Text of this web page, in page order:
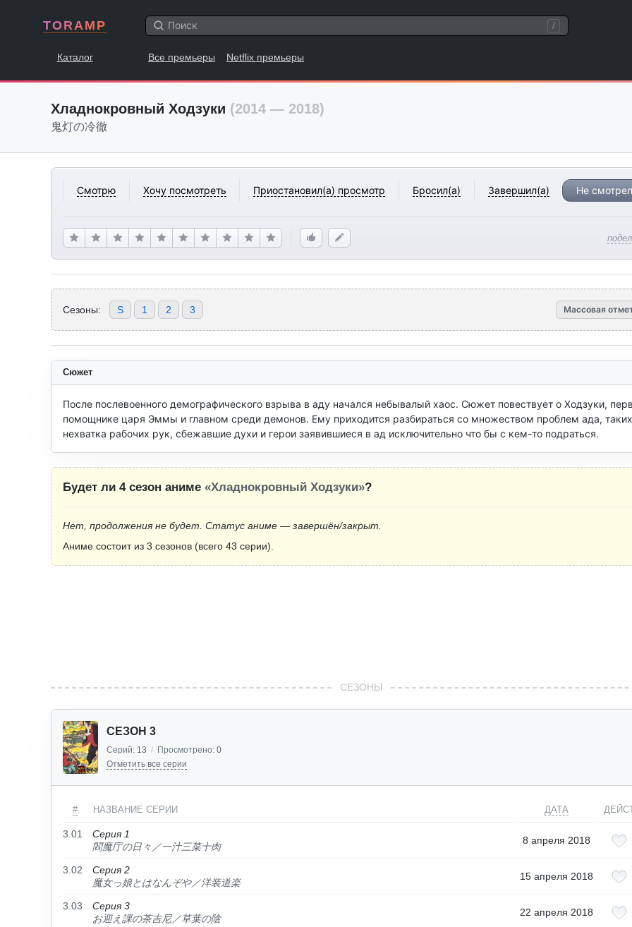
TORAMP /
Каталог Все премьеры Netflix премьеры
Хладнокровный Ходзуки (2014 — 2018)
鬼灯の冷徹
Смотрю Хочу посмотреть Приостановил(а) просмотр Бросил(а) Завершил(а) Не
Сезоны: S 1 2 3 Массовая
Сюжет
После послевоенного демографического взрыва в аду начался небывалый хаос. Сюжет повествует о Ходзуки,
помощнике царя Эммы и главном среди демонов. Ему приходится разбираться со множеством проблем ада,
нехватка рабочих рук, сбежавшие духи и герои заявившиеся в ад исключительно что бы с кем-то подраться.
Будет ли 4 сезон аниме «Хладнокровный Ходзуки»?
Нет, продолжения не будет. Статус аниме — завершён/закрыт.
Аниме состоит из 3 сезонов (всего 43 серии).
СЕЗОНЫ
СЕЗОН 3
Серий: 13 / Просмотрено: 0
Отметить все серии
# НАЗВАНИЕ СЕРИИ ДАТА
3.01
Серия 1
閻魔庁の日々／一汁三菜十肉
8 апреля 2018
3.02
Серия 2
魔女っ娘とはなんぞや／洋装道楽
15 апреля 2018
3.03
Серия 3
お迎え課の茶吉尼／草葉の陰
22 апреля 2018